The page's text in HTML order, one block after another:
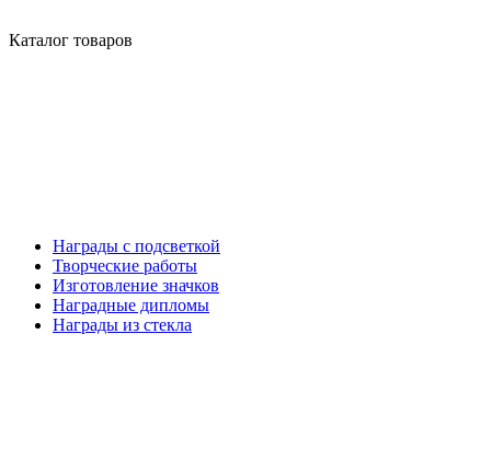
Каталог товаров
Награды с подсветкой
Творческие работы
Изготовление значков
Наградные дипломы
Награды из стекла